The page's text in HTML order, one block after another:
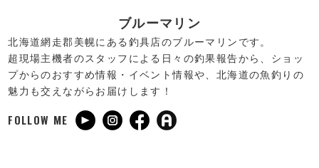
ブルーマリン
北海道網走郡美幌にある釣具店のブルーマリンです。
超現場主機者のスタッフによる日々の釣果報告から、ショッ
プからのおすすめ情報・イベント情報や、北海道の魚釣りの
魅力も交えながらお届けします！
FOLLOW ME